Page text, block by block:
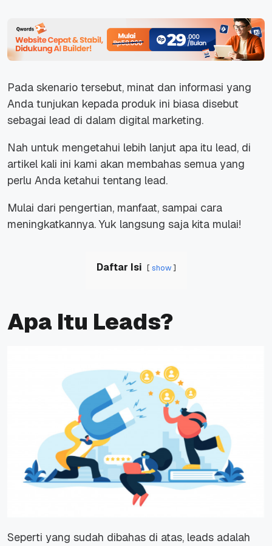
Pada skenario tersebut, minat dan informasi yang
Anda tunjukan kepada produk ini biasa disebut
sebagai lead di dalam digital marketing.
Nah untuk mengetahui lebih lanjut apa itu lead, di
artikel kali ini kami akan membahas semua yang
perlu Anda ketahui tentang lead.
Mulai dari pengertian, manfaat, sampai cara
meningkatkannya. Yuk langsung saja kita mulai!
Daftar Isi show
Apa Itu Leads?
Seperti yang sudah dibahas di atas, leads adalah